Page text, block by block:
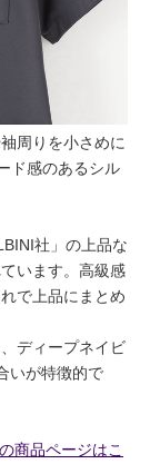
周りを小さめに
ド感のあるシル
社」の上品な
います。高級感
で上品にまとめ
ディープネイビ
いが特徴的で
商品ページはこ